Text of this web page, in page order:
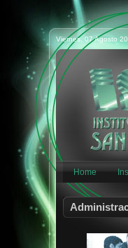
Viernes, 07 Agosto
Home